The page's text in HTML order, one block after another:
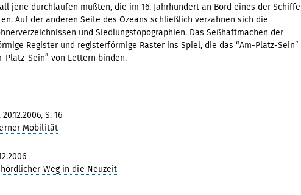
jene durchlaufen mußten, die im 16. Jahrhundert an Bord eines der Schiffe
Auf der anderen Seite des Ozeans schließlich verzahnen sich die
und Siedlungstopographien. Das Seßhaftmachen der
Register und registerförmige Raster ins Spiel, die das “Am-Platz-Sein”
Platz-Sein” von Lettern binden.
S. 16
Mobilität
Weg in die Neuzeit